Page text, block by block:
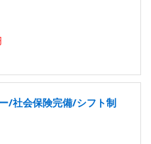
/社会保険完備/シフト制